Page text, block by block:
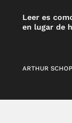
Leer es
en lugar de
ARTHUR